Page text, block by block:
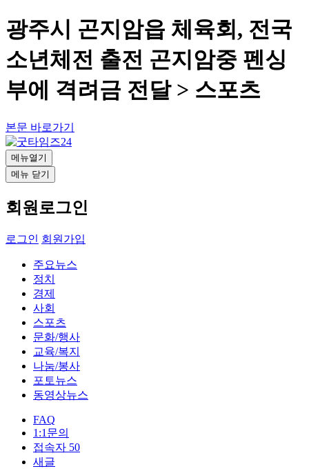
광주시 곤지암읍 체육회, 전국
소년체전 출전 곤지암중 펜싱
부에 격려금 전달 > 스포츠
본문 바로가기
메뉴열기
메뉴 닫기
회원로그인
로그인 회원가입
주요뉴스
정치
경제
사회
스포츠
문화/행사
교육/복지
나눔/봉사
포토뉴스
동영상뉴스
FAQ
1:1문의
접속자 50
새글